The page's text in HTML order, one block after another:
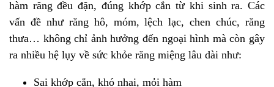
hàm răng đều đặn, đúng khớp cắn từ khi sinh ra. Các
vấn đề như răng hô, móm, lệch lạc, chen chúc, răng
thưa… không chỉ ảnh hưởng đến ngoại hình mà còn gây
ra nhiều hệ lụy về sức khỏe răng miệng lâu dài như:
Sai khớp cắn, khó nhai, mỏi hàm